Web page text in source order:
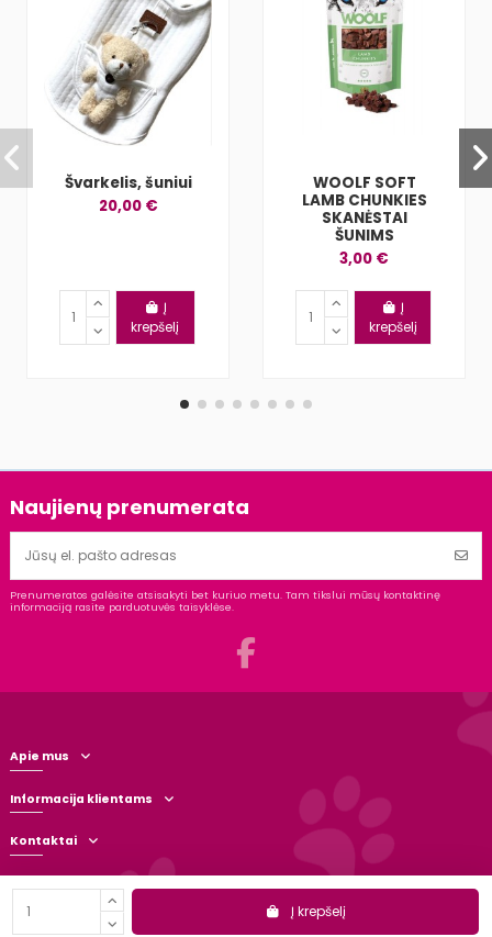
Į krepšelį
Švarkelis, šuniui
20,00 €
Į
krepšelį
WOOLF SOFT
LAMB CHUNKIES
SKANĖSTAI
ŠUNIMS
3,00 €
Į
krepšelį
Naujienų prenumerata
Prenumeratos galėsite atsisakyti bet kuriuo metu. Tam tikslui mūsų kontaktinę
informaciją rasite parduotuvės taisyklėse.
Apie mus
Informacija klientams
Kontaktai